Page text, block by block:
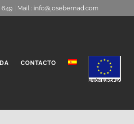
649 | Mail : info@josebernad.com
CONTACTO